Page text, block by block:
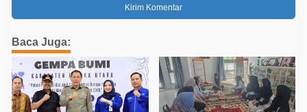
Baca Juga: